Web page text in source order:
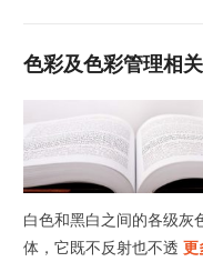
色彩及色彩管理相
白色和黑白之间的各级灰
体，它既不反射也不透 更